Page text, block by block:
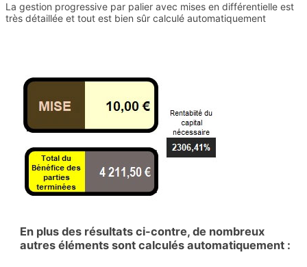
La gestion progressive par palier avec mises en différentielle est
très détaillée et tout est bien sûr calculé automatiquement
En plus des résultats ci-contre, de nombreux
autres éléments sont calculés automatiquement :